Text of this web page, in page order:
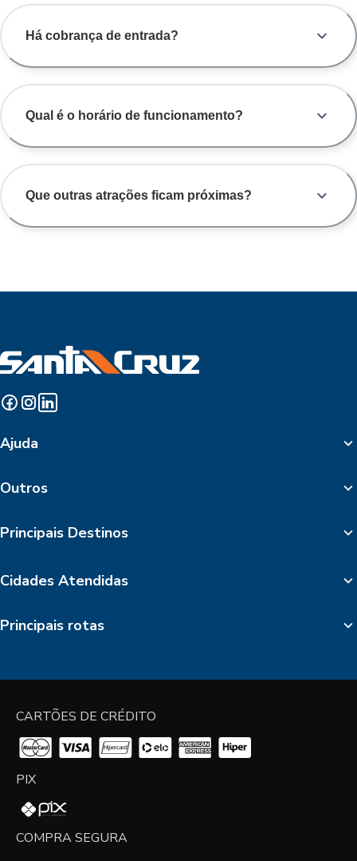
Há cobrança de entrada?
Qual é o horário de funcionamento?
Que outras atrações ficam próximas?
Ajuda
Outros
Principais Destinos
Cidades Atendidas
Principais rotas
CARTÕES DE CRÉDITO
PIX
COMPRA SEGURA